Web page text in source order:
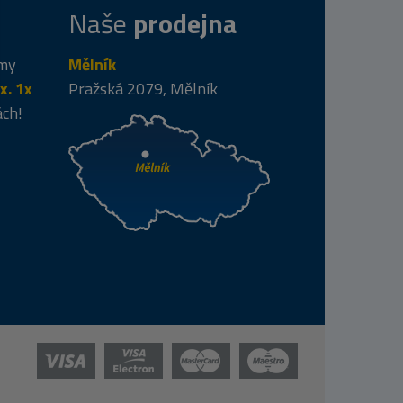
1x
Naše prodejna
Mělník
Pražská 2079, Mělník